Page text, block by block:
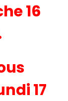
16
17